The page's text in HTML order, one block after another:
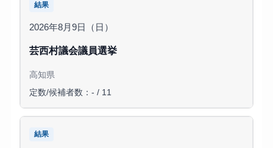
結果
2026年8月9日（日）
芸西村議会議員選挙
高知県
定数/候補者数：- / 11
結果